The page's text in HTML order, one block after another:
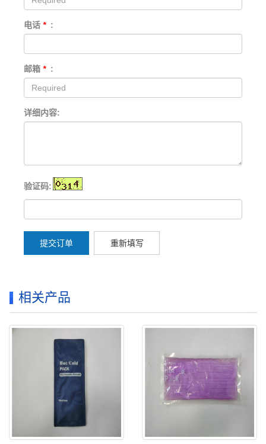
电话 * :
邮箱 * :
详细内容:
验证码:
提交订单 重新填写
相关产品